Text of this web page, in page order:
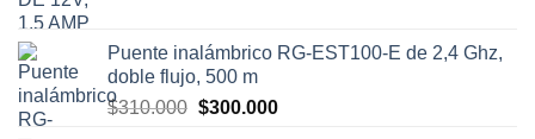
Puente inalámbrico RG-EST100-E de 2,4 Ghz,
doble flujo, 500 m
$310.000 El
$300.000El